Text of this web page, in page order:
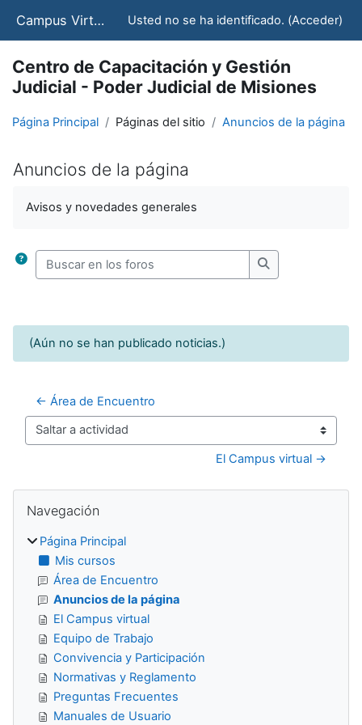
Campus Virtual - CCJ - STJ Usted no se ha identificado. (Acceder)
Centro de Capacitación y Gestión
Judicial - Poder Judicial de Misiones
Página Principal Páginas del sitio Anuncios de la página
Anuncios de la página
Avisos y novedades generales
Buscar en los foros
Buscar en los
(Aún no se han publicado noticias.)
← Área de Encuentro
Saltar a actividad
El Campus virtual →
Bloques
Navegación
Página Principal
Mis cursos
Área de Encuentro
Anuncios de la página
El Campus virtual
Equipo de Trabajo
Convivencia y Participación
Normativas y Reglamento
Preguntas Frecuentes
Manuales de Usuario